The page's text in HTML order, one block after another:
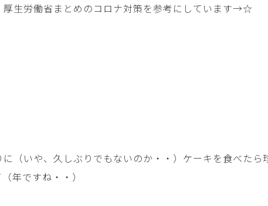
生労働省まとめのコロナ対策を参考にしています→☆
（いや、久しぶりでもないのか・・）ケーキを食べたら
年ですね・・）